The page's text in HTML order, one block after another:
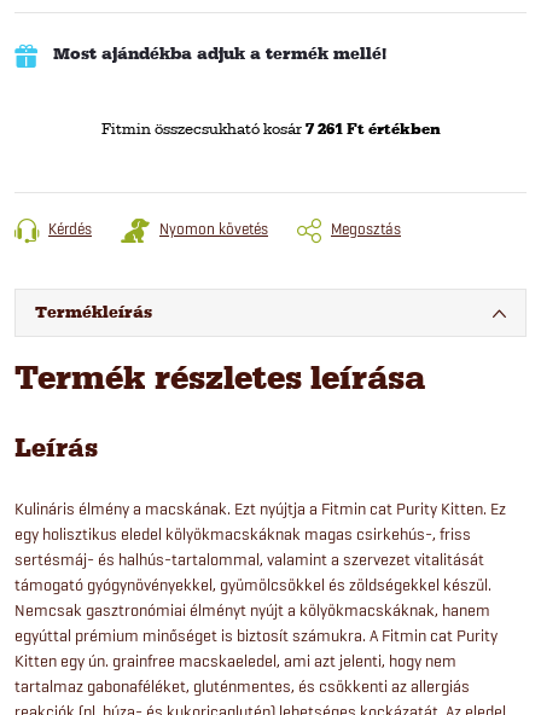
Most ajándékba adjuk a termék mellé!
Fitmin összecsukható kosár 7 261 Ft értékben
Kérdés Nyomon követés Megosztás
Termékleírás
Termék részletes leírása
Leírás
Kulináris élmény a macskának. Ezt nyújtja a Fitmin cat Purity Kitten. Ez
egy holisztikus eledel kölyökmacskáknak magas csirkehús-, friss
sertésmáj- és halhús-tartalommal, valamint a szervezet vitalitását
támogató gyógynövényekkel, gyümölcsökkel és zöldségekkel készül.
Nemcsak gasztronómiai élményt nyújt a kölyökmacskáknak, hanem
egyúttal prémium minőséget is biztosít számukra. A Fitmin cat Purity
Kitten egy ún. grainfree macskaeledel, ami azt jelenti, hogy nem
tartalmaz gabonaféléket, gluténmentes, és csökkenti az allergiás